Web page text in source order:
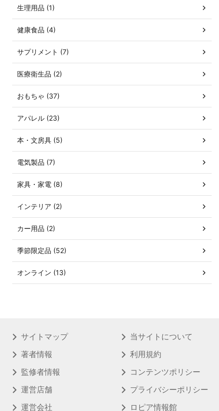
生理用品 (1)
健康食品 (4)
サプリメント (7)
医療衛生品 (2)
おもちゃ (37)
アパレル (23)
本・文房具 (5)
電気製品 (7)
家具・家電 (8)
インテリア (2)
カー用品 (2)
季節限定品 (52)
オンライン (13)
サイトマップ
著者情報
監修者情報
運営店舗
運営会社
当サイトについて
利用規約
コンテンツポリシー
プライバシーポリシー
ロピア情報館